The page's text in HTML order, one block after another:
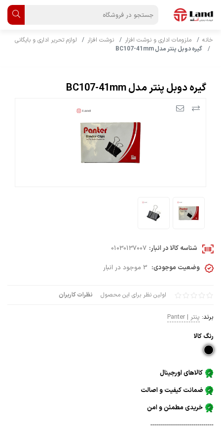
خانه ملزومات اداری و نوشت افزار نوشت افزار
لوازم تحریر اداری و بایگانی
گیره دوبل پنتر مدل BC107-41mm
گیره دوبل پنتر مدل BC107-41mm
اولین نظر برای این محصول نظرات کاربران
برند: پنتر | Panter
رنگ كالا
کالاهای اورجینال
ضمانت کیفیت و اصالت
خریدی مطمئن و امن
--------------------------------
شناسه کالا در انبار: 01030137007
وضعیت موجودی: 3 موجود در انبار